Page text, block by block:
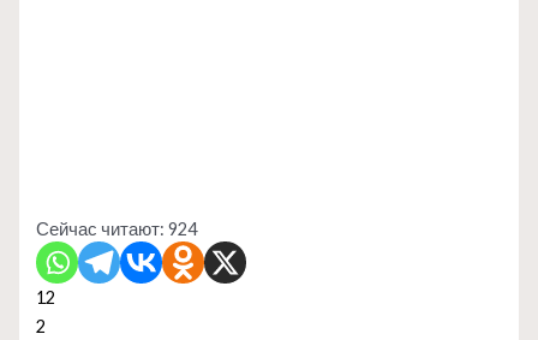
Сейчас читают: 924
12
2